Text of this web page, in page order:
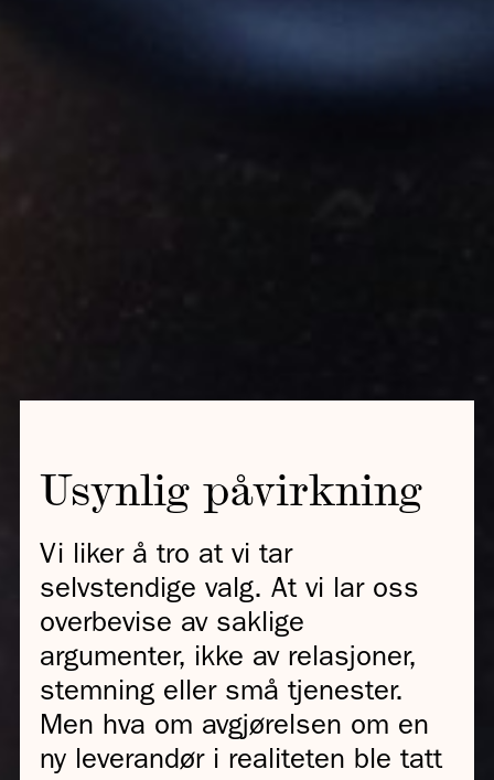
Usynlig påvirkning
Vi liker å tro at vi tar
selvstendige valg. At vi lar oss
overbevise av saklige
argumenter, ikke av relasjoner,
stemning eller små tjenester.
Men hva om avgjørelsen om en
ny leverandør i realiteten ble tatt